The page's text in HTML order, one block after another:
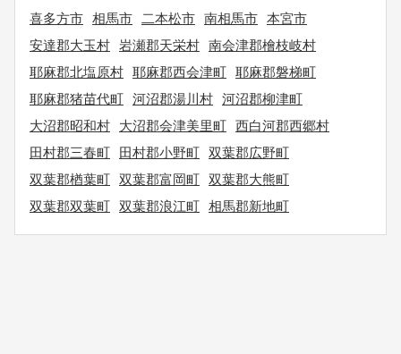
喜多方市 相馬市 二本松市 南相馬市 本宮市
安達郡大玉村 岩瀬郡天栄村 南会津郡檜枝岐村
耶麻郡北塩原村 耶麻郡西会津町 耶麻郡磐梯町
耶麻郡猪苗代町 河沼郡湯川村 河沼郡柳津町
大沼郡昭和村
大沼郡会津美里町 西白河郡西郷村
田村郡三春町
田村郡小野町 双葉郡広野町
双葉郡楢葉町 双葉郡富岡町 双葉郡大熊町
双葉郡双葉町 双葉郡浪江町 相馬郡新地町